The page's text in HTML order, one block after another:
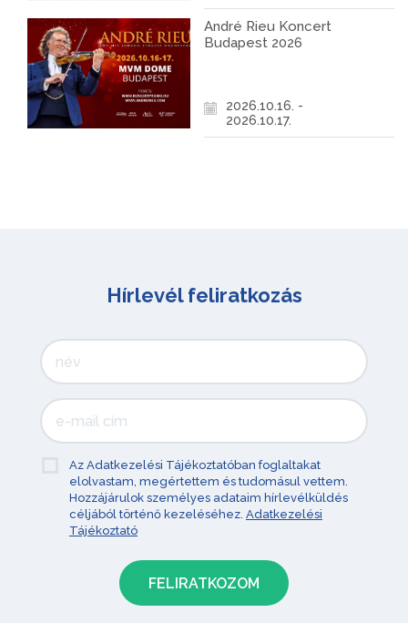
André Rieu Koncert
Budapest 2026
2026.10.16. -
2026.10.17.
Hírlevél feliratkozás
Az Adatkezelési Tájékoztatóban foglaltakat
elolvastam, megértettem és tudomásul vettem.
Hozzájárulok személyes adataim hírlevélküldés
céljából történő kezeléséhez. Adatkezelési
Tájékoztató